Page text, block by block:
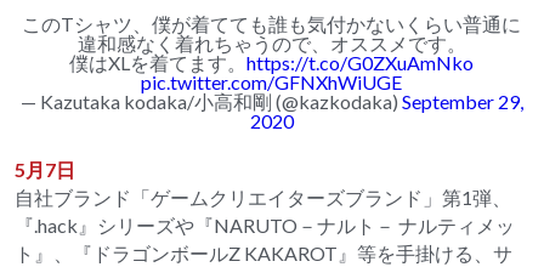
このTシャツ、僕が着てても誰も気付かないくらい普通に
違和感なく着れちゃうので、オススメです。
僕はXLを着てます。https://t.co/G0ZXuAmNko
pic.twitter.com/GFNXhWiUGE
— Kazutaka kodaka/小高和剛 (@kazkodaka) September 29,
2020
5月7日
自社ブランド「ゲームクリエイターズブランド」第1弾、
『.hack』シリーズや『NARUTO－ナルト－ ナルティメッ
ト』、『ドラゴンボールZ KAKAROT』等を手掛ける、サ